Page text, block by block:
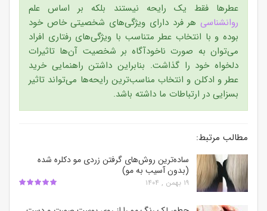
عطرها فقط یک رایحه نیستند بلکه بر اساس علم
روانشناسی هر فرد دارای ویژگی‌های شخصیتی خاص خود
بوده و با انتخاب عطر متناسب با ویژگی‌های رفتاری افراد
می‌توان به صورت ناخودآگاه بر شخصیت آن‌ها تاثیرات
دلخواه خود را گذاشت. بنابراین داشتن راهنمایی خرید
عطر و ادکلن و انتخاب مناسب‌ترین رایحه‌ها می‌تواند تاثیر
بسزایی در ارتباطات ما داشته باشد.
مطالب مرتبط:
ساده‌ترین روش‌های گرفتن زردی مو دکلره شده
(بدون آسیب به مو)
۱۹ بهمن , ۱۴۰۴